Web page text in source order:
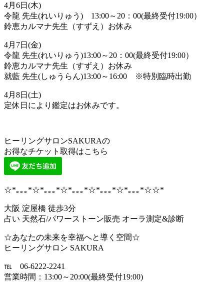
4月6日(木)
令龍 先生(れいりゅう) 13:00～20：00(最終受付19:00）
鈴恵カルマナ先生（すずえ）お休み
4月7日(金)
令龍 先生(れいりゅう)13:00～20：00(最終受付19:00）
鈴恵カルマナ先生（すずえ）お休み
就藍 先生(しゅうらん)13:00～16:00 ※特別臨時出勤
4月8日(土)
定休日により鑑定はお休みです。
ヒーリングサロンSAKURAの
お得なチケット取得はこちら
☆*｡｡｡*☆*｡｡｡*☆*｡｡｡*☆*｡｡｡*☆*｡｡｡*☆☆*
大阪 淀屋橋 徒歩3分
占い 天然石/パワーストーン販売 オーラ測定&診断
☆あなたの未来を幸福へと導く空間☆
ヒーリングサロン SAKURA
℡ 06-6222-2241
営業時間：13:00～20:00(最終受付19:00)